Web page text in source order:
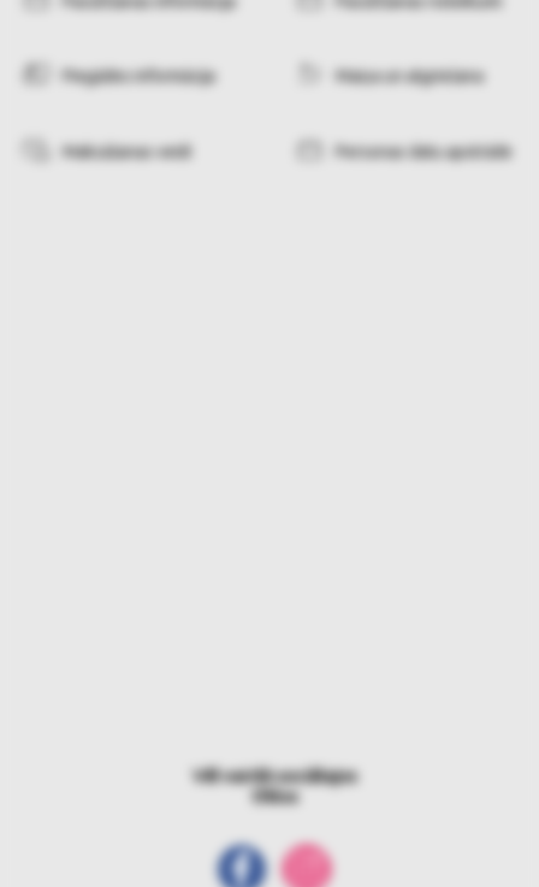
Piegādes informācija Maiņa un atgriešana
Maksāšanas veidi Personas datu apstrāde
Vēl vairāk sociālajos
tīklos